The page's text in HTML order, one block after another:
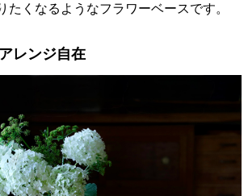
たくなるようなフラワーベースです。
レンジ自在